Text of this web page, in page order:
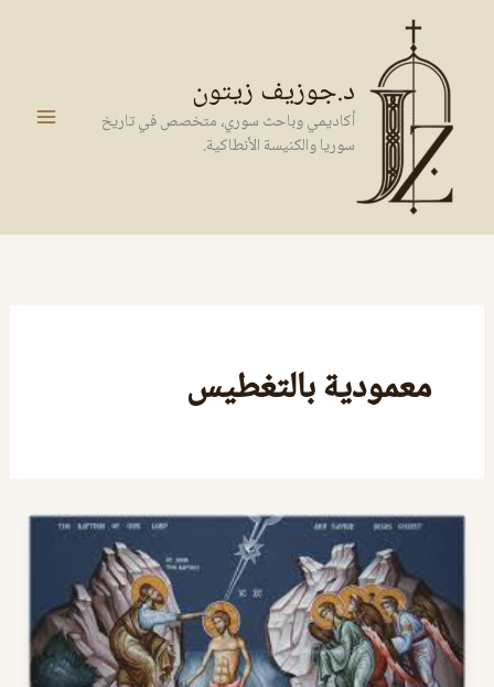
المحتوى
د.جوزيف زيتون
أكاديمي وباحث سوري، متخصص في تاريخ
سوريا والكنيسة الأنطاكية.
معمودية بالتغطيس